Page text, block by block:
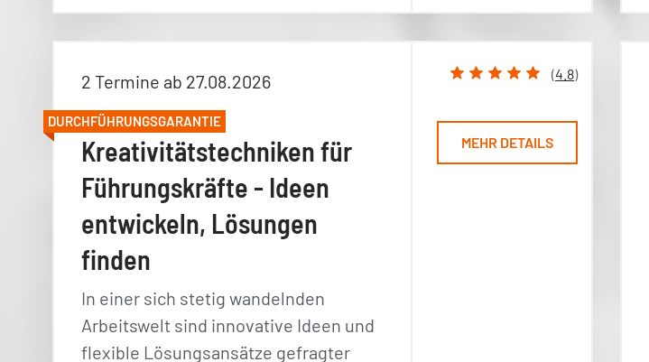
2 Termine ab 27.08.2026
DURCHFÜHRUNGSGARANTIE
Kreativitätstechniken für
Führungskräfte - Ideen
entwickeln, Lösungen
finden
In einer sich stetig wandelnden
Arbeitswelt sind innovative Ideen und
flexible Lösungsansätze gefragter
(4.8)
MEHR DETAILS